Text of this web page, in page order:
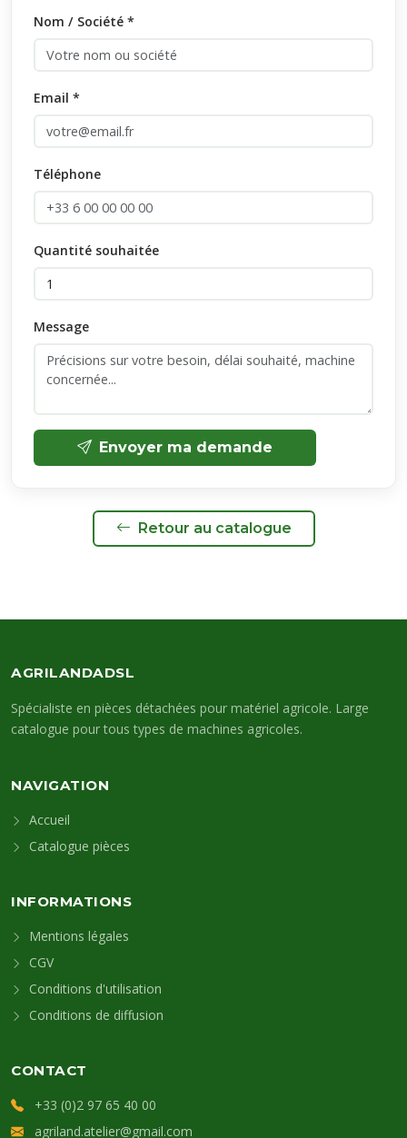
Nom / Société *
Email *
Téléphone
Quantité souhaitée
Message
Envoyer ma demande
Retour au catalogue
AGRILANDADSL
Spécialiste en pièces détachées pour matériel agricole. Large
catalogue pour tous types de machines agricoles.
NAVIGATION
Accueil
Catalogue pièces
INFORMATIONS
Mentions légales
CGV
Conditions d'utilisation
Conditions de diffusion
CONTACT
+33 (0)2 97 65 40 00
agriland.atelier@gmail.com